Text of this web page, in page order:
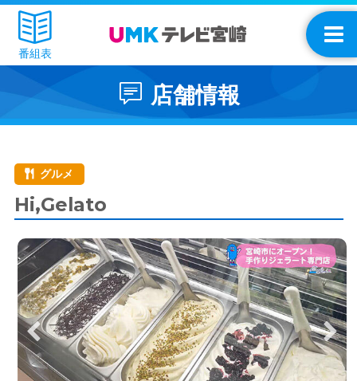
番組表
店舗情報
グルメ
Hi,Gelato